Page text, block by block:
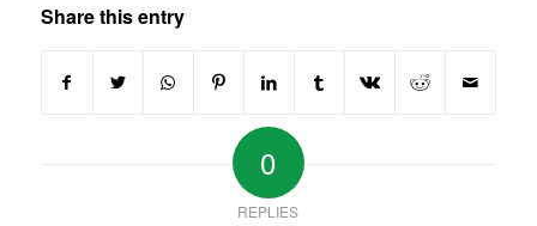
Share this entry
0
REPLIES